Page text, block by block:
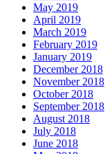
May 2019
April 2019
March 2019
February 2019
January 2019
December 2018
November 2018
October 2018
September 2018
August 2018
July 2018
June 2018